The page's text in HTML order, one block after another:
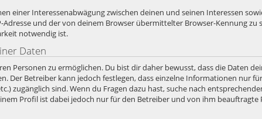
einer Interessenabwägung zwischen deinen und seinen Interessen
und der von deinem Browser übermittelter Browser-Kennung zu
notwendig ist.
Daten
Personen zu ermöglichen. Du bist dir daher bewusst, dass die Daten
Der Betreiber kann jedoch festlegen, dass einzelne Informationen nur
zugänglich sind. Wenn du Fragen dazu hast, suche nach
Profil ist dabei jedoch nur für den Betreiber und von ihm